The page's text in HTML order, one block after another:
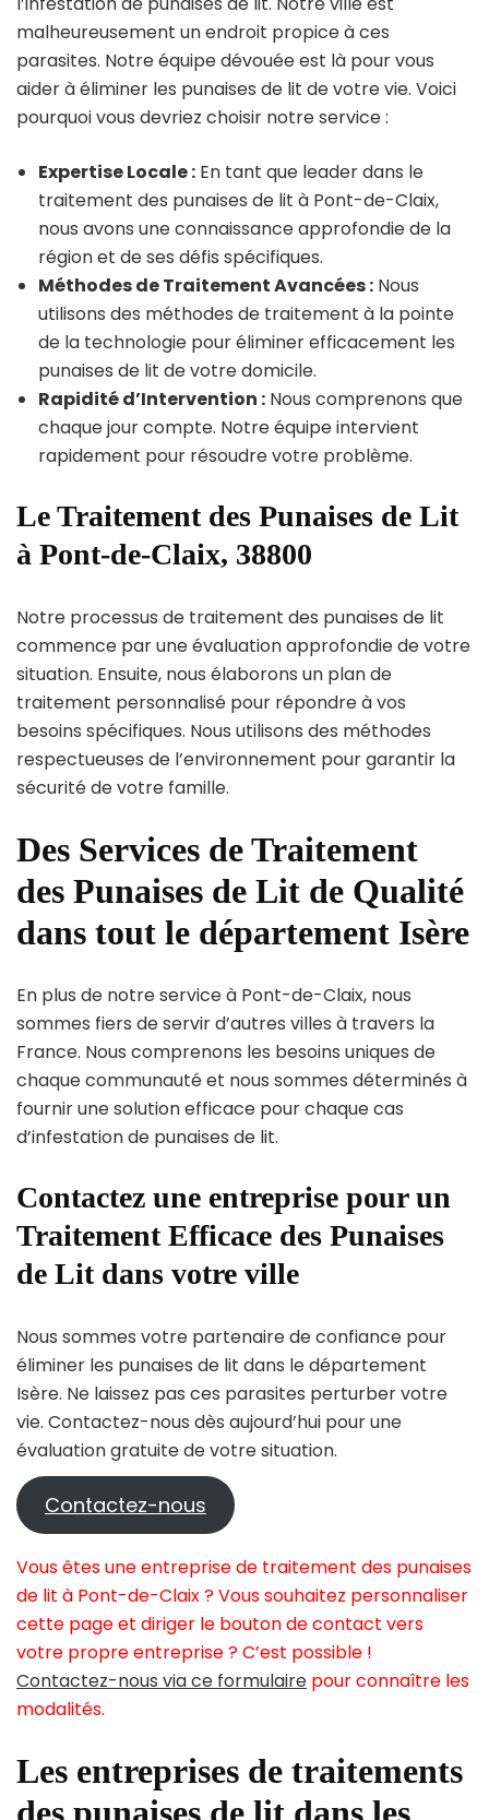
malheureusement un endroit propice à ces
parasites. Notre équipe dévouée est là pour vous
aider à éliminer les punaises de lit de votre vie. Voici
pourquoi vous devriez choisir notre service :
Expertise Locale : En tant que leader dans le
traitement des punaises de lit à Pont-de-Claix,
nous avons une connaissance approfondie de la
région et de ses défis spécifiques.
Méthodes de Traitement Avancées : Nous
utilisons des méthodes de traitement à la pointe
de la technologie pour éliminer efficacement les
punaises de lit de votre domicile.
Rapidité d’Intervention : Nous comprenons que
chaque jour compte. Notre équipe intervient
rapidement pour résoudre votre problème.
Le Traitement des Punaises de Lit
à Pont-de-Claix, 38800
Notre processus de traitement des punaises de lit
commence par une évaluation approfondie de votre
situation. Ensuite, nous élaborons un plan de
traitement personnalisé pour répondre à vos
besoins spécifiques. Nous utilisons des méthodes
respectueuses de l’environnement pour garantir la
sécurité de votre famille.
Des Services de Traitement
des Punaises de Lit de Qualité
dans tout le département Isère
En plus de notre service à Pont-de-Claix, nous
sommes fiers de servir d’autres villes à travers la
France. Nous comprenons les besoins uniques de
chaque communauté et nous sommes déterminés à
fournir une solution efficace pour chaque cas
d’infestation de punaises de lit.
Contactez une entreprise pour un
Traitement Efficace des Punaises
de Lit dans votre ville
Nous sommes votre partenaire de confiance pour
éliminer les punaises de lit dans le département
Isère. Ne laissez pas ces parasites perturber votre
vie. Contactez-nous dès aujourd’hui pour une
évaluation gratuite de votre situation.
Contactez-nous
Vous êtes une entreprise de traitement des punaises
de lit à Pont-de-Claix ? Vous souhaitez personnaliser
cette page et diriger le bouton de contact vers
votre propre entreprise ? C’est possible !
Contactez-nous via ce formulaire pour connaître les
modalités.
Les entreprises de traitements